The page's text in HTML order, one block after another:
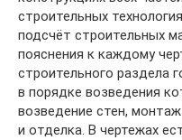
строительных
подсчёт строительных
пояснения к каждому
строительного раздела
в порядке возведения
возведение стен,
и отделка. В чертежах